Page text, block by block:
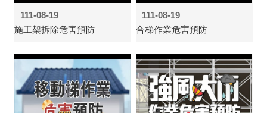
111-08-19
施工架拆除危害預防
111-08-19
合梯作業危害預防